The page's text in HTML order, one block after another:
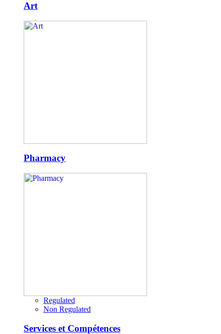
Art
Pharmacy
Regulated
Non Regulated
Services et Compétences